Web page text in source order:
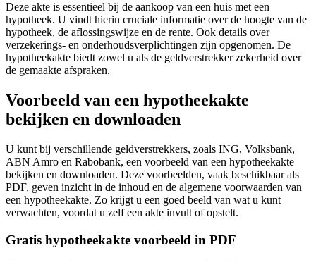
Deze akte is essentieel bij de aankoop van een huis met een
hypotheek. U vindt hierin cruciale informatie over de hoogte van de
hypotheek, de aflossingswijze en de rente. Ook details over
verzekerings- en onderhoudsverplichtingen zijn opgenomen. De
hypotheekakte biedt zowel u als de geldverstrekker zekerheid over
de gemaakte afspraken.
Voorbeeld van een hypotheekakte
bekijken en downloaden
U kunt bij verschillende geldverstrekkers, zoals ING, Volksbank,
ABN Amro en Rabobank, een voorbeeld van een hypotheekakte
bekijken en downloaden. Deze voorbeelden, vaak beschikbaar als
PDF, geven inzicht in de inhoud en de algemene voorwaarden van
een hypotheekakte. Zo krijgt u een goed beeld van wat u kunt
verwachten, voordat u zelf een akte invult of opstelt.
Gratis hypotheekakte voorbeeld in PDF